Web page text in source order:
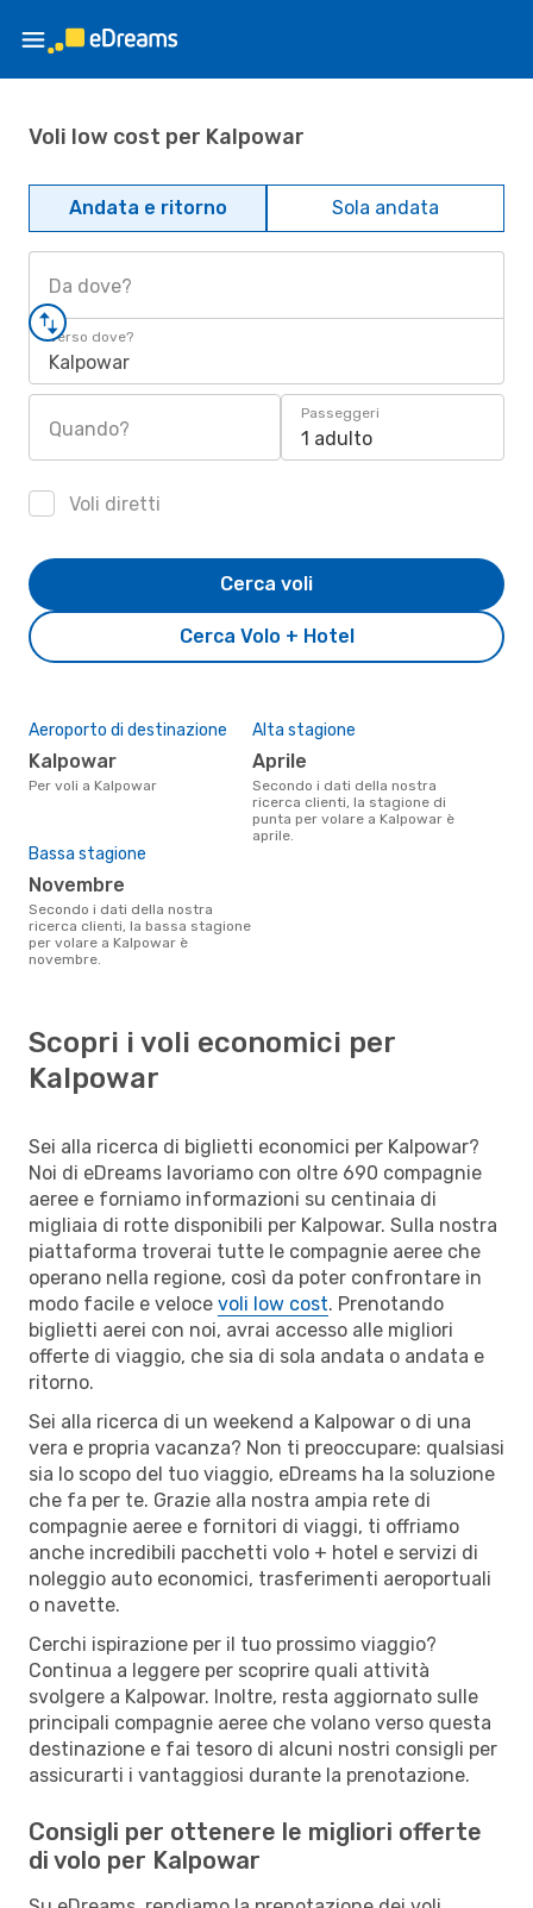
Voli low cost per Kalpowar
Andata e ritorno Sola andata
Da dove?
Verso dove?
Kalpowar
Quando?
Passeggeri
1 adulto
Voli diretti
Cerca Volo + Hotel
Cerca voli
Aeroporto di destinazione
Kalpowar
Per voli a Kalpowar
Alta stagione
aprile
Secondo i dati della nostra
ricerca clienti, la stagione di
punta per volare a Kalpowar è
aprile.
Bassa stagione
novembre
Secondo i dati della nostra
ricerca clienti, la bassa stagione
per volare a Kalpowar è
novembre.
Scopri i voli economici per
Kalpowar
Sei alla ricerca di biglietti economici per Kalpowar?
Noi di eDreams lavoriamo con oltre 690 compagnie
aeree e forniamo informazioni su centinaia di
migliaia di rotte disponibili per Kalpowar. Sulla nostra
piattaforma troverai tutte le compagnie aeree che
operano nella regione, così da poter confrontare in
modo facile e veloce voli low cost. Prenotando
biglietti aerei con noi, avrai accesso alle migliori
offerte di viaggio, che sia di sola andata o andata e
ritorno.
Sei alla ricerca di un weekend a Kalpowar o di una
vera e propria vacanza? Non ti preoccupare: qualsiasi
sia lo scopo del tuo viaggio, eDreams ha la soluzione
che fa per te. Grazie alla nostra ampia rete di
compagnie aeree e fornitori di viaggi, ti offriamo
anche incredibili pacchetti volo + hotel e servizi di
noleggio auto economici, trasferimenti aeroportuali
o navette.
Cerchi ispirazione per il tuo prossimo viaggio?
Continua a leggere per scoprire quali attività
svolgere a Kalpowar. Inoltre, resta aggiornato sulle
principali compagnie aeree che volano verso questa
destinazione e fai tesoro di alcuni nostri consigli per
assicurarti i vantaggiosi durante la prenotazione.
Consigli per ottenere le migliori offerte
di volo per Kalpowar